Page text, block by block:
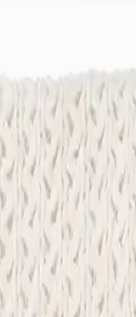
Canlı Destek: +90 (850) 888 90 50